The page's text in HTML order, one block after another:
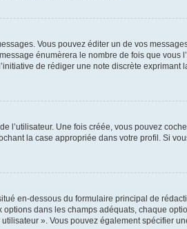
Vous pouvez éditer un de vos
énumèrera le nombre de fois que vous
de rédiger une note discrète
l’utilisateur. Une fois créée, vous pouvez
la case appropriée dans votre profil. Si
en-dessous du formulaire principal de
dans les champs adéquats, chaque
». Vous pouvez également spécifier